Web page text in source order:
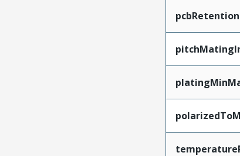
pcbRetention